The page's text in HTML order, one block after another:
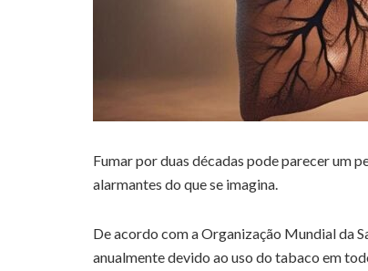
Fumar por duas décadas pode parecer um
alarmantes do que se imagina.
De acordo com a Organização Mundial da
anualmente devido ao uso do tabaco em